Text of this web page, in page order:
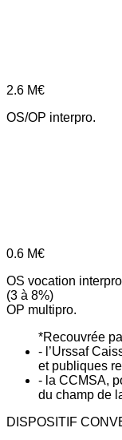
2.6 M€
OS/OP interpro.
0.6 M€
OS vocation
(3 à 8%)
OP multipro.
*Recouvrée
- l’Urssaf
et publiques
- la CCMSA,
du champ de
DISPOSITIF